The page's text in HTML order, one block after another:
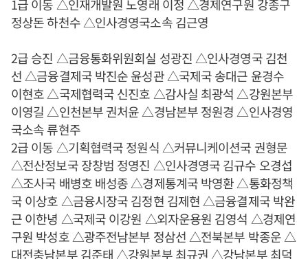
1급 이동 △인재개발원 노영래 이정 △경제연구원 강종구
정상돈 하천수 △인사경영국소속 김근영
2급 승진 △금융통화위원회실 성광진 △인사경영국 김천
선 △금융결제국 박진순 윤성관 △국제국 송대근 윤경수
이현호 △국제협력국 신진호 △감사실 최광석 △강원본부
이영길 △인천본부 권처윤 △경남본부 정원경 △인사경영
국소속 류현주
2급 이동 △기획협력국 정원식 △커뮤니케이션국 권형문
△전산정보국 장창범 정영진 △인사경영국 김규수 오경섭
△조사국 배병호 배성종 △경제통계국 박영환 △통화정책
국 이상호 △금융시장국 김정현 김제현 △금융결제국 박완
근 이한녕 △국제국 이강원 △외자운용원 김영석 △경제연
구원 박성호 △광주전남본부 정삼선 △전북본부 박종운 △
대전충남본부 김준태 △강원본부 최규권 △강남본부 최덕